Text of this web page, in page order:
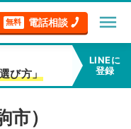
無料 電話相談 menu
び方」
LINEに
登録
）